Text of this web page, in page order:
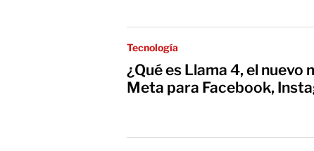
Tecnología
¿Qué es Llama 4, el nuevo
Meta para Facebook,